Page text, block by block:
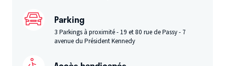
Parking
3 Parkings à proximité - 19 et 80 rue de Passy - 7
avenue du Président Kennedy